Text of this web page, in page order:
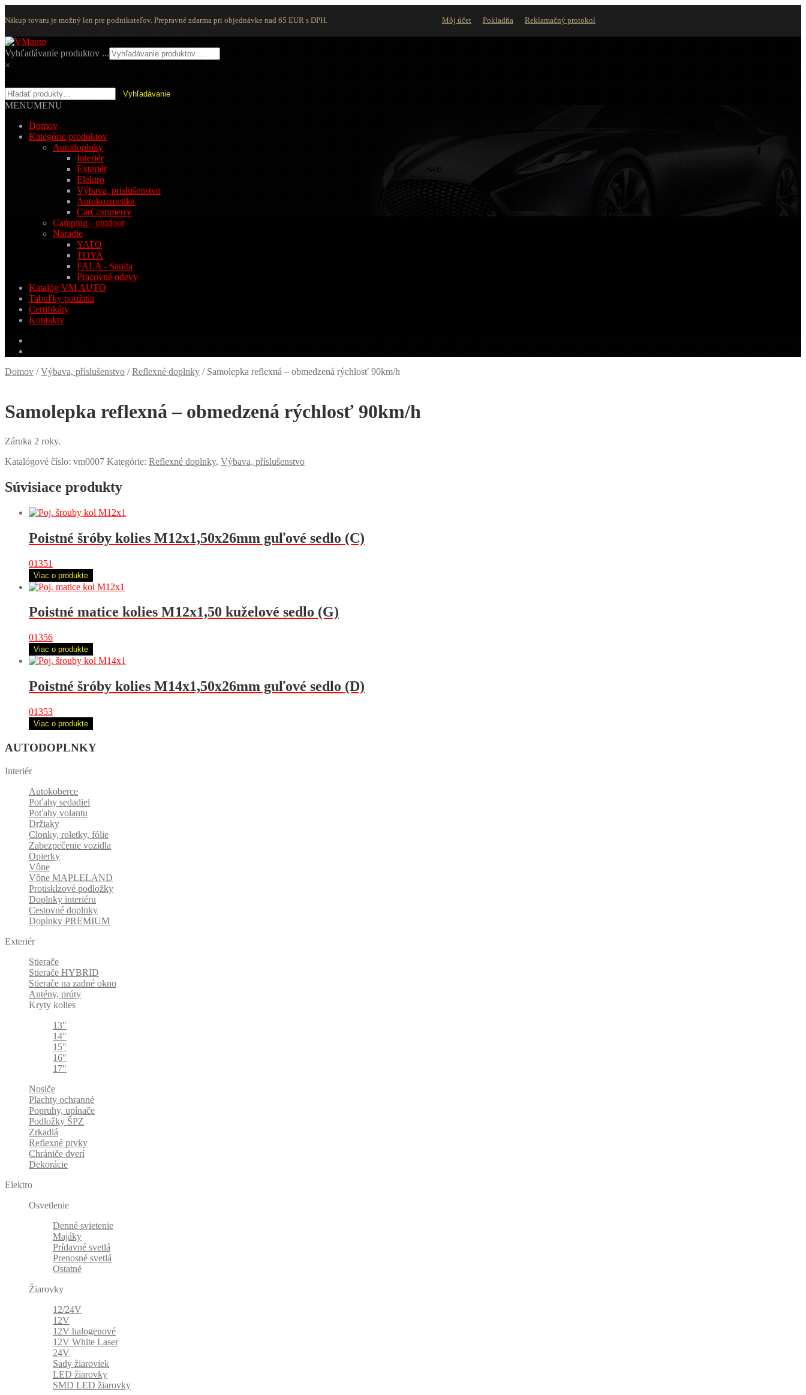
Nákup tovaru je možný len pre podnikateľov. Prepravné zdarma pri objednávke nad 65 EUR s DPH. Môj účet Pokladňa Reklamačný protokol
Preskočiť
na
navigáciu
Preskočiť
na
obsah
Vyhľadávanie produktov ...
×
Hľadať: Vyhľadávanie
MENUMENU
Domov
Kategórie produktov
Autodoplnky
Interiér
Exteriér
Elektro
Výbava, príslušenstvo
Autokozmetika
CarCommerce
Camping - outdoor
Náradie
YATO
TOYA
FALA - Sanita
Pracovné odevy
Katalóg VM AUTO
Tabuľky použitia
Certifikáty
Kontakty
0.00 € 0 produktov
Domov /Výbava, příslušenstvo /Reflexné doplnky / Samolepka reflexná – obmedzená rýchlosť 90km/h
Samolepka reflexná – obmedzená rýchlosť 90km/h
Záruka 2 roky.
Katalógové číslo: vm0007 Kategórie: Reflexné doplnky, Výbava, příslušenstvo
Súvisiace produkty
Poistné šróby kolies M12x1,50x26mm guľové sedlo (C)
01351
Viac o produkte
Poistné matice kolies M12x1,50 kuželové sedlo (G)
01356
Viac o produkte
Poistné šróby kolies M14x1,50x26mm guľové sedlo (D)
01353
Viac o produkte
AUTODOPLNKY
Interiér
Autokoberce
Poťahy sedadiel
Poťahy volantu
Držiaky
Clonky, roletky, fólie
Zabezpečenie vozidla
Opierky
Vône
Vône MAPLELAND
Protisklzové podložky
Doplnky interiéru
Cestovné doplnky
Doplnky PREMIUM
Exteriér
Stierače
Stierače HYBRID
Stierače na zadné okno
Antény, prúty
Kryty kolies
13"
14"
15"
16"
17"
Nosiče
Plachty ochranné
Popruhy, upínače
Podložky ŠPZ
Zrkadlá
Reflexné prvky
Chrániče dverí
Dekorácie
Elektro
Osvetlenie
Denné svietenie
Majáky
Prídavné svetlá
Prenosné svetlá
Ostatné
Žiarovky
12/24V
12V
12V halogenové
12V White Laser
24V
Sady žiaroviek
LED žiarovky
SMD LED žiarovky